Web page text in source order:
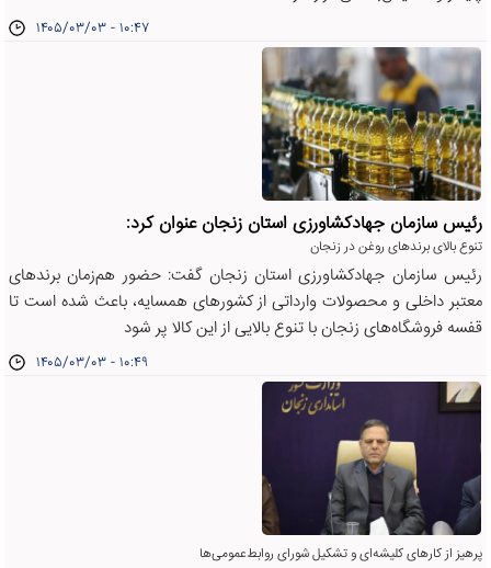
۱۴۰۵/۰۳/۰۳ - ۱۰:۴۷
رئیس سازمان جهادکشاورزی استان زنجان عنوان کرد:
تنوع بالای برندهای روغن در زنجان
رئیس سازمان جهادکشاورزی استان زنجان گفت: حضور هم‌زمان برندهای
معتبر داخلی و محصولات وارداتی از کشورهای همسایه، باعث شده است تا
قفسه فروشگاه‌های زنجان با تنوع بالایی از این کالا پر شود
۱۴۰۵/۰۳/۰۳ - ۱۰:۴۹
پرهیز از کارهای کلیشه‌ای و تشکیل شورای روابط‌عمومی‌ها